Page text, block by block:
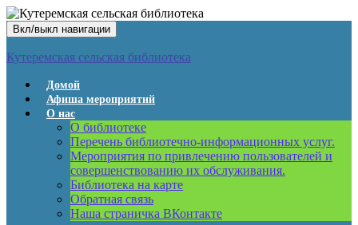
Вкл/выкл навигации
Кутеремская сельская библиотека
Домой
Афиша мероприятий
О нас
О библиотеке
Перечень библиотечно-информационных услуг.
Мероприятия по привлечению пользователей и
совершенствованию их обслуживания.
Библиотека на карте
Обратная связь
Наша страничка ВКонтакте